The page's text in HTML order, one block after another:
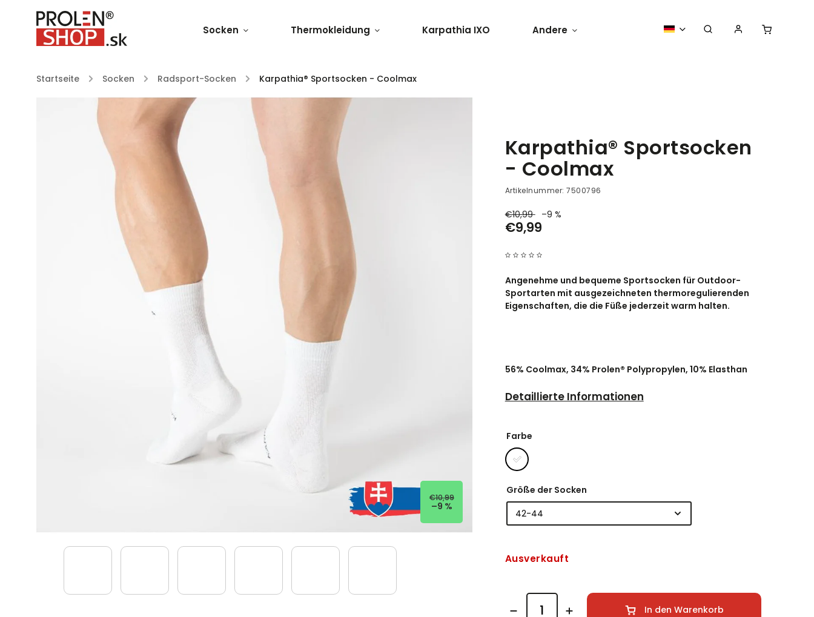
Socken Thermokleidung Karpathia IXO Andere Medizinische Kleidung
Startseite / Socken / Radsport-Socken / Karpathia® Sportsocken - Coolmax
€10,99
–9 %
Karpathia® Sportsocken
- Coolmax
Artikelnummer: 7500796
€10,99 –9 %
€9,99
Angenehme und bequeme Sportsocken für Outdoor-
Sportarten mit ausgezeichneten thermoregulierenden
Eigenschaften, die die Füße jederzeit warm halten.
56% Coolmax, 34% Prolen® Polypropylen, 10% Elasthan
Detaillierte Informationen
Farbe
Größe der Socken
Ausverkauft
In den Warenkorb